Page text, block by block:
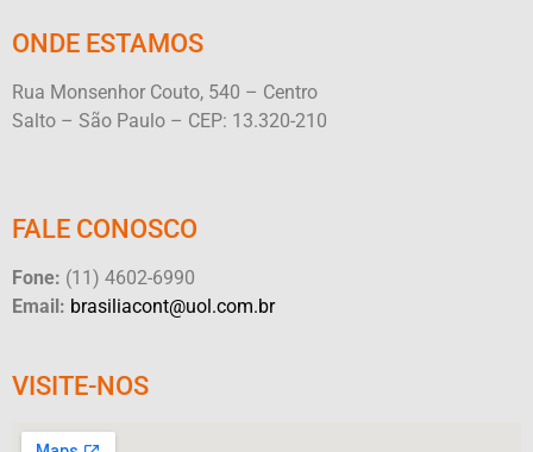
ONDE ESTAMOS
Rua Monsenhor Couto, 540 – Centro
Salto – São Paulo – CEP: 13.320-210
FALE CONOSCO
Fone: (11) 4602-6990
Email: brasiliacont@uol.com.br
VISITE-NOS